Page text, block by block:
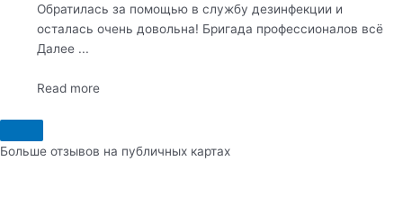
Обратилась за помощью в службу дезинфекции и
осталась очень довольна! Бригада профессионалов всё
Далее ...
Read more
Больше отзывов на публичных картах